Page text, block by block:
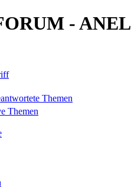
-
Themen
Themen